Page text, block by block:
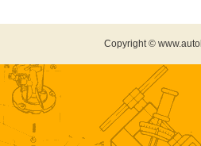
Copyright ©